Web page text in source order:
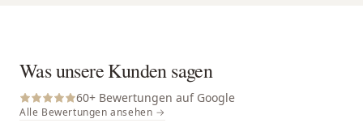
Was unsere Kunden sagen
60+ Bewertungen auf Google
Alle Bewertungen ansehen →